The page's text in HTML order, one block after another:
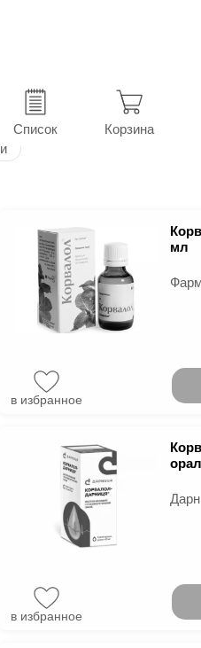
Список Корзина
мл
в избранное
в избранное